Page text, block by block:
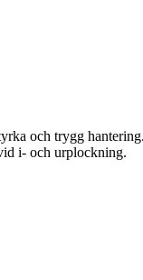
och trygg
i- och urplockning.